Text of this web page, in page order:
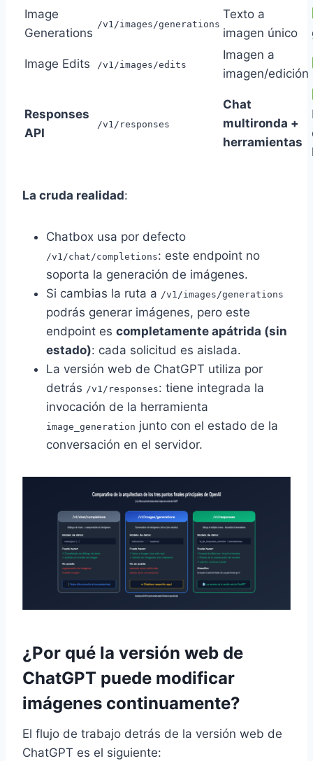
Image
Generations
/v1/images/generations
Texto a
imagen único
Image Edits /v1/images/edits
Imagen a
imagen/edición
Responses
API
/v1/responses
Chat
multironda +
herramientas
La cruda realidad:
Chatbox usa por defecto
/v1/chat/completions: este endpoint no
soporta la generación de imágenes.
Si cambias la ruta a /v1/images/generations
podrás generar imágenes, pero este
endpoint es completamente apátrida (sin
estado): cada solicitud es aislada.
La versión web de ChatGPT utiliza por
detrás /v1/responses: tiene integrada la
invocación de la herramienta
image_generation junto con el estado de la
conversación en el servidor.
¿Por qué la versión web de
ChatGPT puede modificar
imágenes continuamente?
El flujo de trabajo detrás de la versión web de
ChatGPT es el siguiente: